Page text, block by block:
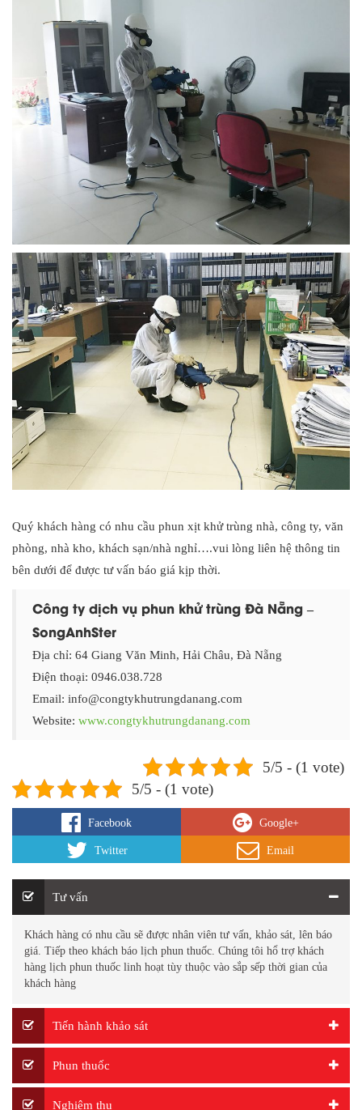
Quý khách hàng có nhu cầu phun xịt khử trùng nhà, công ty, văn
phòng, nhà kho, khách sạn/nhà nghỉ….vui lòng liên hệ thông tin
bên dưới để được tư vấn báo giá kịp thời.
Công ty dịch vụ phun khử trùng Đà Nẵng –
SongAnhSter
Địa chỉ: 64 Giang Văn Minh, Hải Châu, Đà Nẵng
Điện thoại: 0946.038.728
Email: info@congtykhutrungdanang.com
Website: www.congtykhutrungdanang.com
5/5 - (1 vote)
5/5 - (1 vote)
Facebook Google+
Twitter Email
Tư vấn
Khách hàng có nhu cầu sẽ được nhân viên tư vấn, khảo sát, lên báo
giá. Tiếp theo khách báo lịch phun thuốc. Chúng tôi hổ trợ khách
hàng lịch phun thuốc linh hoạt tùy thuộc vào sắp sếp thời gian của
khách hàng
Tiến hành khảo sát
Phun thuốc
Nghiệm thu